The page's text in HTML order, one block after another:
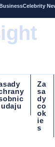
Celebrity
udaju
Za
sa
dy
co
ok
ie
s